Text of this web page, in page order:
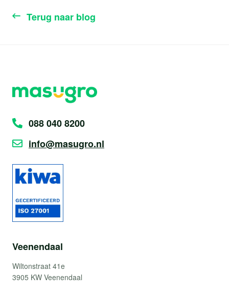
Terug naar blog
088 040 8200
info@masugro.nl
Veenendaal
Wiltonstraat 41e
3905 KW Veenendaal